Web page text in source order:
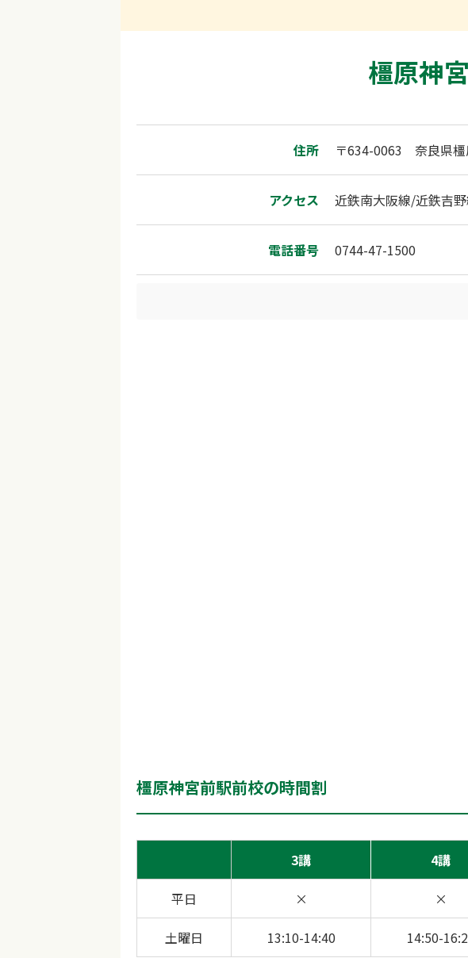
橿原神
住所 〒634-0063 奈良県橿
アクセス 近鉄南大阪線/近鉄吉
電話番号 0744-47-1500
橿原神宮前駅前校の時間割
3講 4講
平日 × ×
土曜日 13:10-14:40 14:50-